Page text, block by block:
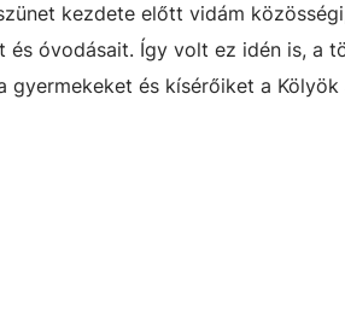
kezdete előtt vidám
óvodásait. Így volt ez idén is, a
és kísérőiket a Kölyök